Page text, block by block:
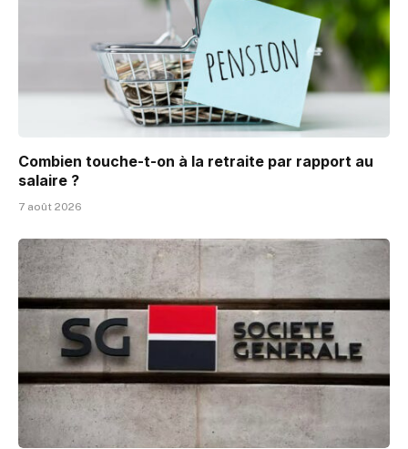
Combien touche-t-on à la retraite par rapport au
salaire ?
7 août 2026